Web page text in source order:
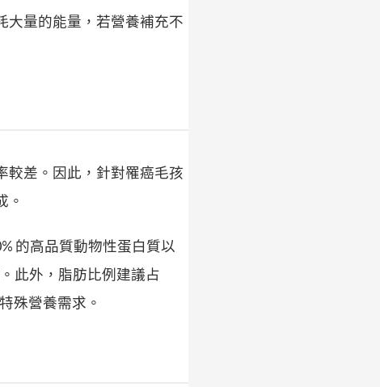
大量的能量，若營養補充不
較差。因此，針對罹癌毛孩
。
的高品質動物性蛋白質以
此外，脂肪比例建議占
殊營養需求。